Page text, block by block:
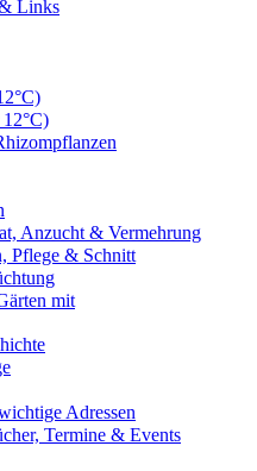
Links
Anzucht & Vermehrung
Pflege & Schnitt
mit
Adressen
Termine & Events